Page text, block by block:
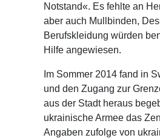
Notstand«. Es fehlte an
aber auch Mullbinden,
Berufskleidung würden
Hilfe angewiesen.
Im Sommer 2014 fand in
und den Zugang zur
aus der Stadt heraus
ukrainische Armee das
Angaben zufolge von